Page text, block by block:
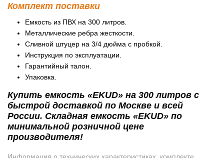
Комплект поставки
Емкость из ПВХ на 300 литров.
Металлические ребра жесткости.
Сливной штуцер на 3/4 дюйма с пробкой.
Инструкция по эксплуатации.
Гарантийный талон.
Упаковка.
Купить емкость «EKUD» на 300 литров с
быстрой доставкой по Москве и всей
России. Складная емкость «EKUD» по
минимальной розничной цене
производителя!
Информация о технических характеристиках, комплекте